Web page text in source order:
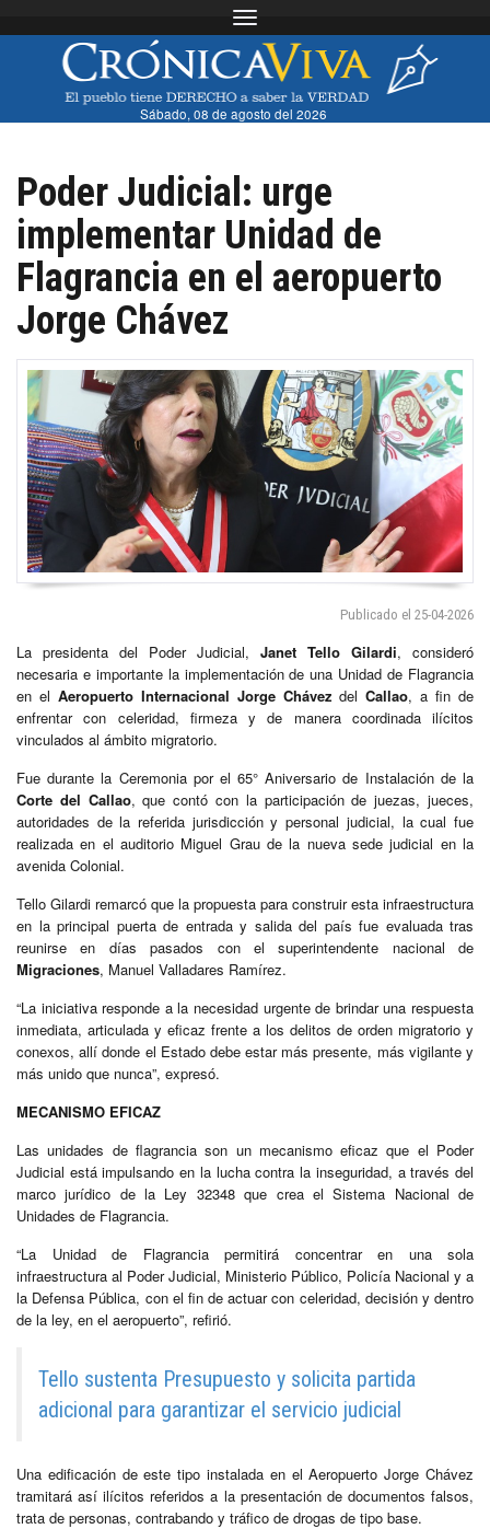
Toggle navigation
Sábado, 08 de agosto del 2026
Poder Judicial: urge
implementar Unidad de
Flagrancia en el aeropuerto
Jorge Chávez
Publicado el 25-04-2026
La presidenta del Poder Judicial, Janet Tello Gilardi, consideró
necesaria e importante la implementación de una Unidad de Flagrancia
en el Aeropuerto Internacional Jorge Chávez delCallao, a fin de
enfrentar con celeridad, firmeza y de manera coordinada ilícitos
vinculados al ámbito migratorio.
Fue durante la Ceremonia por el 65° Aniversario de Instalación de la
Corte del Callao, que contó con la participación de juezas, jueces,
autoridades de la referida jurisdicción y personal judicial, la cual fue
realizada en el auditorio Miguel Grau de la nueva sede judicial en la
avenida Colonial.
Tello Gilardi remarcó que la propuesta para construir esta infraestructura
en la principal puerta de entrada y salida del país fue evaluada tras
reunirse en días pasados con el superintendente nacional de
Migraciones, Manuel Valladares Ramírez.
“La iniciativa responde a la necesidad urgente de brindar una respuesta
inmediata, articulada y eficaz frente a los delitos de orden migratorio y
conexos, allí donde el Estado debe estar más presente, más vigilante y
más unido que nunca”, expresó.
MECANISMO EFICAZ
Las unidades de flagrancia son un mecanismo eficaz que el Poder
Judicial está impulsando en la lucha contra la inseguridad, a través del
marco jurídico de la Ley 32348 que crea el Sistema Nacional de
Unidades de Flagrancia.
“La Unidad de Flagrancia permitirá concentrar en una sola
infraestructura al Poder Judicial, Ministerio Público, Policía Nacional y a
la Defensa Pública, con el fin de actuar con celeridad, decisión y dentro
de la ley, en el aeropuerto”, refirió.
Tello sustenta Presupuesto y solicita partida
adicional para garantizar el servicio judicial
Una edificación de este tipo instalada en el Aeropuerto Jorge Chávez
tramitará así ilícitos referidos a la presentación de documentos falsos,
trata de personas, contrabando y tráfico de drogas de tipo base.